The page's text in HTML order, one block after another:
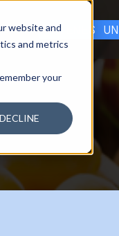
website and
and metrics
your
DECLINE
¿TIENES UN